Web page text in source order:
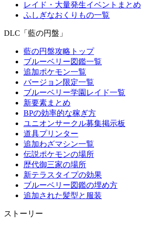
レイド・大量発生イベントまとめ
ふしぎなおくりもの一覧
DLC「藍の円盤」
藍の円盤攻略トップ
ブルーベリー図鑑一覧
追加ポケモン一覧
バージョン限定一覧
ブルーベリー学園レイド一覧
新要素まとめ
BPの効率的な稼ぎ方
ユニオンサークル募集掲示板
道具プリンター
追加わざマシン一覧
伝説ポケモンの場所
歴代御三家の場所
新テラスタイプの効果
ブルーベリー図鑑の埋め方
追加された髪型と服装
ストーリー